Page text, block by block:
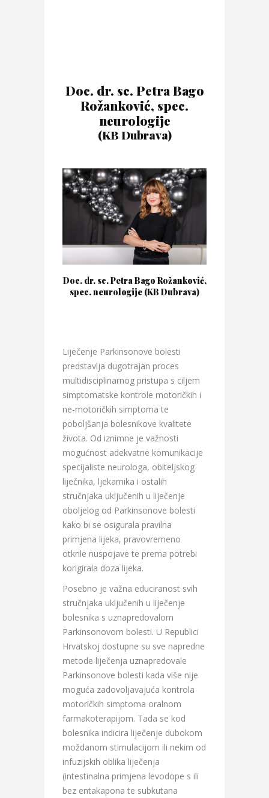
Doc. dr. sc. Petra Bago
Rožanković, spec.
neurologije
(KB Dubrava)
Doc. dr. sc. Petra Bago Rožanković,
spec. neurologije (KB Dubrava)
Liječenje Parkinsonove bolesti
predstavlja dugotrajan proces
multidisciplinarnog pristupa s ciljem
simptomatske kontrole motoričkih i
ne-motoričkih simptoma te
poboljšanja bolesnikove kvalitete
života. Od iznimne je važnosti
mogućnost adekvatne komunikacije
specijaliste neurologa, obiteljskog
liječnika, ljekarnika i ostalih
stručnjaka uključenih u liječenje
oboljelog od Parkinsonove bolesti
kako bi se osigurala pravilna
primjena lijeka, pravovremeno
otkrile nuspojave te prema potrebi
korigirala doza lijeka.
Posebno je važna educiranost svih
stručnjaka uključenih u liječenje
bolesnika s uznapredovalom
Parkinsonovom bolesti. U Republici
Hrvatskoj dostupne su sve napredne
metode liječenja uznapredovale
Parkinsonove bolesti kada više nije
moguća zadovoljavajuća kontrola
motoričkih simptoma oralnom
farmakoterapijom. Tada se kod
bolesnika indicira liječenje dubokom
moždanom stimulacijom ili nekim od
infuzijskih oblika liječenja
(intestinalna primjena levodope s ili
bez entakapona te subkutana